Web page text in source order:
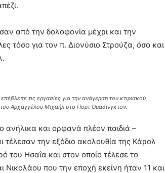
από την δολοφονία μέχρι και την
τόσο για τον π. Διονύσιο Στρούζα, όσο και
τις εργασίες για την ανάγερση του κτιριακού
Αρχαγγέλου Μιχαήλ στο Πορτ Ουάσινγκτον.
ανήλικα και ορφανά πλέον παιδιά –
τέλεσαν την εξόδιο ακολουθία της Κάρολ
του Ησαΐα και στον οποίο τέλεσε το
Νικολάου που την εποχή εκείνη ήταν 11 και